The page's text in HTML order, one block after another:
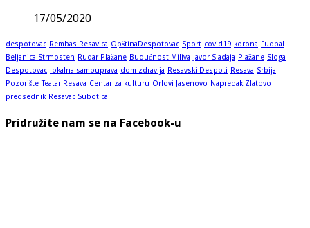
17/05/2020
despotovac Rembas Resavica OpštinaDespotovac Sport covid19 korona Fudbal
Beljanica Strmosten Rudar Plažane Budućnost Miliva Javor Sladaja Plažane Sloga
Despotovac lokalna samouprava dom zdravlja Resavski Despoti Resava Srbija
Pozorište Teatar Resava Centar za kulturu Orlovi Jasenovo Napredak Zlatovo
predsednik Resavac Subotica
Pridružite nam se na Facebook-u